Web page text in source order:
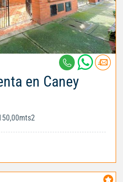
en Caney